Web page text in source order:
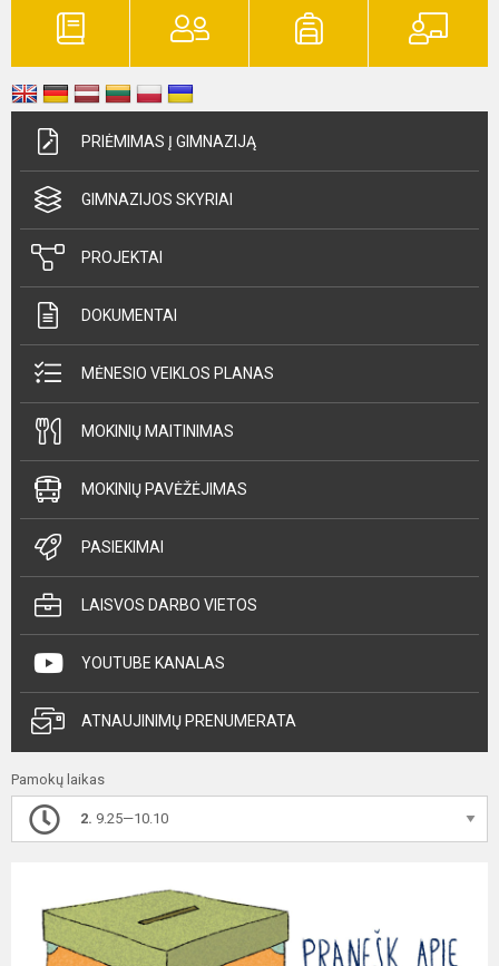
PRIĖMIMAS Į GIMNAZIJĄ
GIMNAZIJOS SKYRIAI
PROJEKTAI
DOKUMENTAI
MĖNESIO VEIKLOS PLANAS
MOKINIŲ MAITINIMAS
MOKINIŲ PAVĖŽĖJIMAS
PASIEKIMAI
LAISVOS DARBO VIETOS
YOUTUBE KANALAS
ATNAUJINIMŲ PRENUMERATA
Pamokų laikas
2. 9.25—10.10